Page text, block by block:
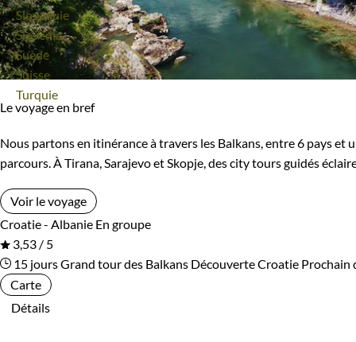
Voyage
Slovaquie
Voyage
Slovénie
Voyage
Suède
Voyage
Suisse
Voyage
Turquie
Le voyage en bref
Nous partons en itinérance à travers les Balkans, entre 6 pays
parcours. À Tirana, Sarajevo et Skopje, des city tours guidés
Voir le voyage
Croatie - Albanie En groupe
3,53 / 5
15 joursGrand tour des Balkans Découverte Croatie Prochain
Carte
Détails